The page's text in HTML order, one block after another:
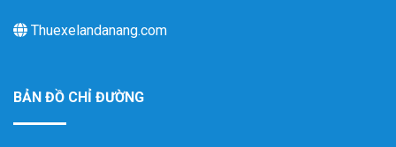
Thuexelandanang.com
BẢN ĐỒ CHỈ ĐƯỜNG